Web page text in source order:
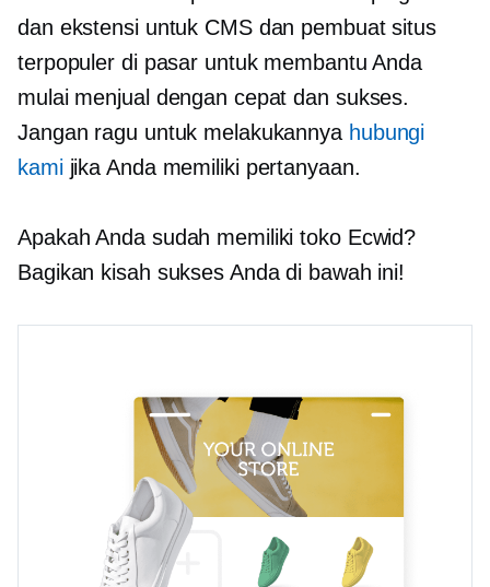
dan ekstensi untuk CMS dan pembuat situs
terpopuler di pasar untuk membantu Anda
mulai menjual dengan cepat dan sukses.
Jangan ragu untuk melakukannya hubungi
kamijika Anda memiliki pertanyaan.
Apakah Anda sudah memiliki toko Ecwid?
Bagikan kisah sukses Anda di bawah ini!